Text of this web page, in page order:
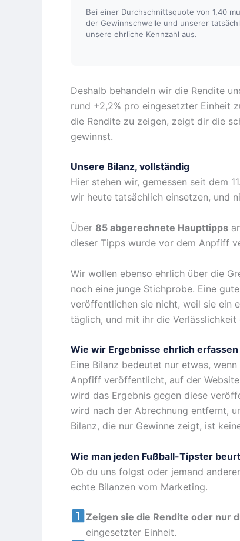
Bei einer Durchschnittsquote von 1,40
der Gewinnschwelle und unserer
unsere ehrliche Kennzahl aus.
Deshalb behandeln wir die Rendite
rund +2,2% pro eingesetzter Einheit
die Rendite zu zeigen, zeigt dir die
gewinnst.
Unsere Bilanz, vollständig
Hier stehen wir, gemessen seit dem
wir heute tatsächlich einsetzen, und
Über 85 abgerechnete Haupttipps
dieser Tipps wurde vor dem Anpfiff
Wir wollen ebenso ehrlich über die
noch eine junge Stichprobe. Eine
veröffentlichen sie nicht, weil sie ein
täglich, und mit ihr die
Wie wir Ergebnisse ehrlich erfassen
Eine Bilanz bedeutet nur etwas,
Anpfiff veröffentlicht, auf der
wird das Ergebnis gegen diese
wird nach der Abrechnung entfernt,
Bilanz, die nur Gewinne zeigt, ist
Wie man jeden Fußball-Tipster
Ob du uns folgst oder jemand
echte Bilanzen vom Marketing.
Zeigen sie die Rendite oder nur
eingesetzter Einheit.